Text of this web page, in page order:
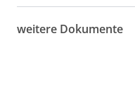
weitere Dokumente